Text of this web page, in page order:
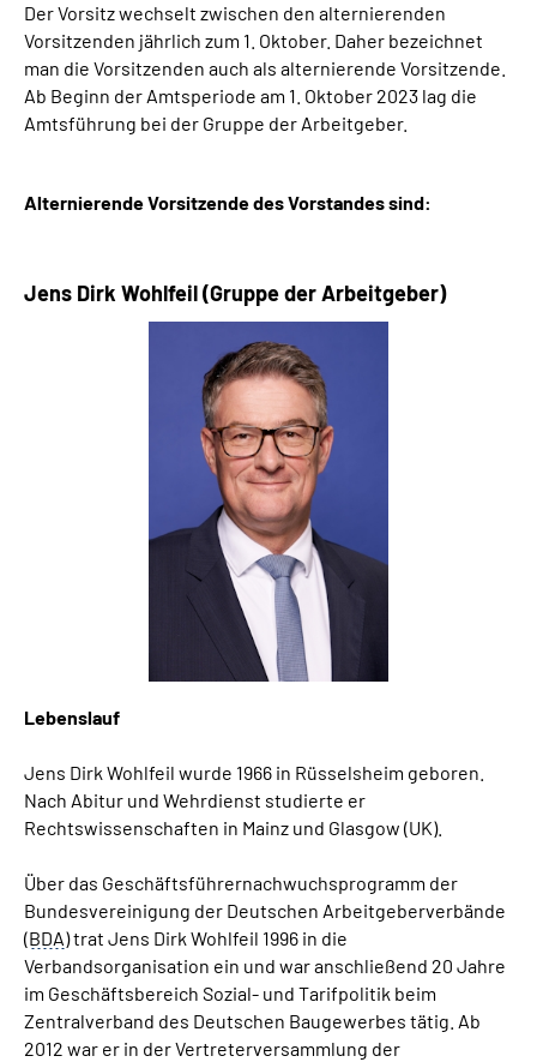
Der Vorsitz wechselt zwischen den alternierenden
Vorsitzenden jährlich zum 1. Oktober. Daher bezeichnet
man die Vorsitzenden auch als alternierende Vorsitzende.
Ab Beginn der Amtsperiode am 1. Oktober 2023 lag die
Amtsführung bei der Gruppe der Arbeitgeber.
Alternierende Vorsitzende des Vorstandes sind:
Jens Dirk Wohlfeil (Gruppe der Arbeitgeber)
Lebenslauf
Jens Dirk Wohlfeil wurde 1966 in Rüsselsheim geboren.
Nach Abitur und Wehrdienst studierte er
Rechtswissenschaften in Mainz und Glasgow (UK).
Über das Geschäftsführernachwuchsprogramm der
Bundesvereinigung der Deutschen Arbeitgeberverbände
(BDA) trat Jens Dirk Wohlfeil 1996 in die
Verbandsorganisation ein und war anschließend 20 Jahre
im Geschäftsbereich Sozial- und Tarifpolitik beim
Zentralverband des Deutschen Baugewerbes tätig. Ab
2012 war er in der Vertreterversammlung der